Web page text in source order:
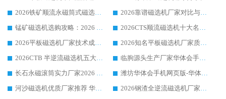
2026铁矿顺流永磁筒式磁选机十大品牌：华体会手机网页版-华体会(中国) 作为实力厂家领跑行业
2026靠谱磁选机厂家对比与避坑指南：华体会手机网页版-华体会(中国) 稳居优选厂家
锰矿磁选机选购攻略：2026 年靠谱厂家对比与避坑指南
2026CTS顺流磁选机十大名牌厂家 华体会手机网页版-华体会(中国) 居行业前列
2026平板磁选机厂家技术成熟口碑稳定推荐榜：华体会手机网页版-华体会(中国) 厂家
2026知名平板磁选机厂家质量哪家强推荐榜：华体会手机网页版-华体会(中国) 厂家上榜
2026CTB 半逆流磁选机五大排行 实力厂家华体会手机网页版-华体会(中国) 领跑行业
临朐源头生产厂家华体会手机网页版-华体会(中国) ：2026干式强磁磁选机品质排行榜
长石永磁滚筒实力厂家2026 华体会手机网页版-华体会(中国) 深耕磁电领域品质可靠
潍坊华体会手机网页版-华体会(中国) 厂家：2026深耕湿式磁选机领域，品质服务获全国客户认可
河沙磁选机优质厂家推荐 华体会手机网页版-华体会(中国) 获实力与口碑企业
2026钢渣全逆流磁选机厂家甄选|潍坊华体会手机网页版-华体会(中国) 多品类选矿设备实用参考